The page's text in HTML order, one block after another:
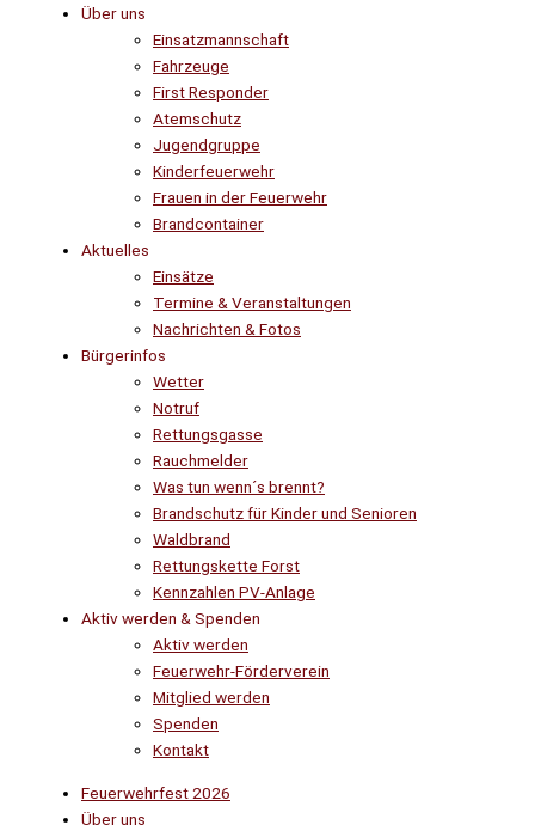
Über uns
Einsatzmannschaft
Fahrzeuge
First Responder
Atemschutz
Jugendgruppe
Kinderfeuerwehr
Frauen in der Feuerwehr
Brandcontainer
Aktuelles
Einsätze
Termine & Veranstaltungen
Nachrichten & Fotos
Bürgerinfos
Wetter
Notruf
Rettungsgasse
Rauchmelder
Was tun wenn´s brennt?
Brandschutz für Kinder und Senioren
Waldbrand
Rettungskette Forst
Kennzahlen PV-Anlage
Aktiv werden & Spenden
Aktiv werden
Feuerwehr-Förderverein
Mitglied werden
Spenden
Kontakt
Feuerwehrfest 2026
Über uns